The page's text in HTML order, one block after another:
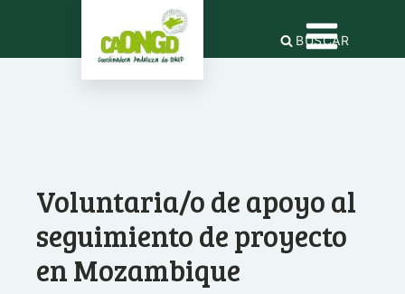
BUSCAR
Voluntaria/o de apoyo al
seguimiento de proyecto
en Mozambique